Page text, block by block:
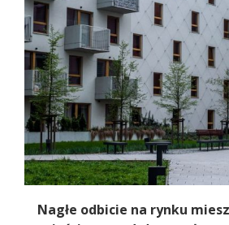
Nagłe odbicie na rynku